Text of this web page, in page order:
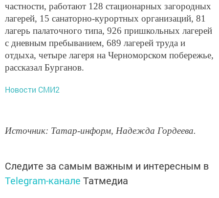
частности, работают 128 стационарных загородных
лагерей, 15 санаторно-курортных организаций, 81
лагерь палаточного типа, 926 пришкольных лагерей
с дневным пребыванием, 689 лагерей труда и
отдыха, четыре лагеря на Черноморском побережье,
рассказал Бурганов.
Новости СМИ2
Источник: Татар-информ, Надежда Гордеева.
Следите за самым важным и интересным в
Telegram-канале Татмедиа